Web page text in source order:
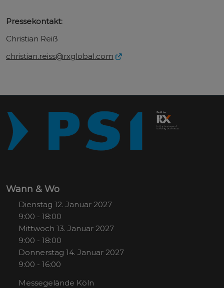
Pressekontakt:
Christian Reiß
christian.reiss@rxglobal.com
Wann & Wo
Dienstag 12. Januar 2027
9:00 - 18:00
Mittwoch 13. Januar 2027
9:00 - 18:00
Donnerstag 14. Januar 2027
9:00 - 16:00
Messegelände Köln